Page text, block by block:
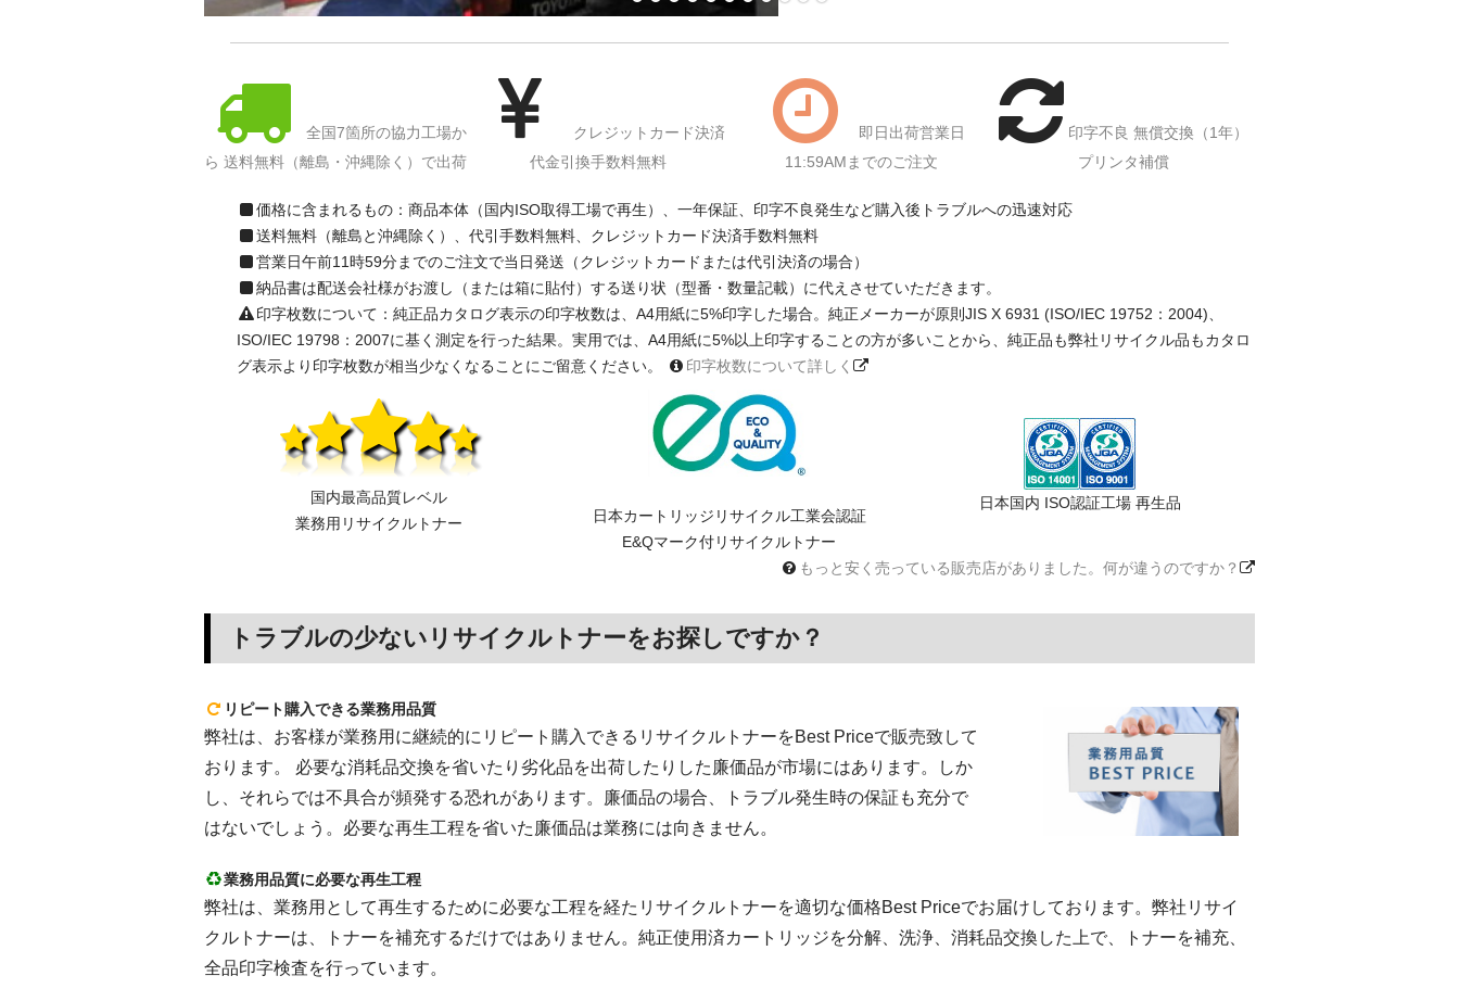
全国7箇所の協力工場か
ら 送料無料（離島・沖縄除く）で出荷
クレジットカード決済
代金引換手数料無料
即日出荷営業日
11:59AMまでのご注文
印字不良 無償交換（1年）
プリンタ補償
価格に含まれるもの：商品本体（国内ISO取得工場で再生）、一年保証、印字不良発生など購入後トラブルへの迅速対応
送料無料（離島と沖縄除く）、代引手数料無料、クレジットカード決済手数料無料
営業日午前11時59分までのご注文で当日発送（クレジットカードまたは代引決済の場合）
納品書は配送会社様がお渡し（または箱に貼付）する送り状（型番・数量記載）に代えさせていただきます。
印字枚数について：純正品カタログ表示の印字枚数は、A4用紙に5%印字した場合。純正メーカーが原則JIS X 6931 (ISO/IEC 19752：2004)、
ISO/IEC 19798：2007に基く測定を行った結果。実用では、A4用紙に5%以上印字することの方が多いことから、純正品も弊社リサイクル品もカタロ
グ表示より印字枚数が相当少なくなることにご留意ください。
印字枚数について詳しく
国内最高品質レベル
業務用リサイクルトナー
日本カートリッジリサイクル工業会認証
E&Qマーク付リサイクルトナー
日本国内 ISO認証工場 再生品
もっと安く売っている販売店がありました。何が違うのですか？
トラブルの少ないリサイクルトナーをお探しですか？
リピート購入できる業務用品質
弊社は、お客様が業務用に継続的にリピート購入できるリサイクルトナーをBest Priceで販売致して
おります。 必要な消耗品交換を省いたり劣化品を出荷したりした廉価品が市場にはあります。しか
し、それらでは不具合が頻発する恐れがあります。廉価品の場合、トラブル発生時の保証も充分で
はないでしょう。必要な再生工程を省いた廉価品は業務には向きません。
業務用品質に必要な再生工程
弊社は、業務用として再生するために必要な工程を経たリサイクルトナーを適切な価格Best Priceでお届けしております。弊社リサイ
クルトナーは、トナーを補充するだけではありません。純正使用済カートリッジを分解、洗浄、消耗品交換した上で、トナーを補充、
全品印字検査を行っています。